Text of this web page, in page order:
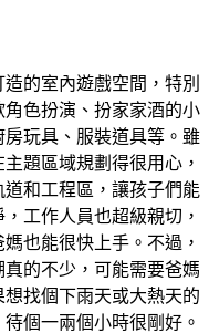
的室內遊戲空間，特別
色扮演、扮家家酒的小
玩具、服裝道具等。雖
題區域規劃得很用心，
和工程區，讓孩子們能
工作人員也超級親切，
也能很快上手。不過，
的不少，可能需要爸媽
找個下雨天或大熱天的
個一兩個小時很剛好。